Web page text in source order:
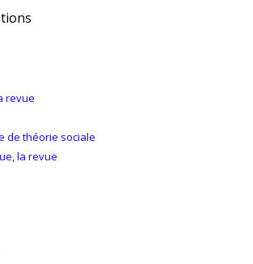
revue
de théorie sociale
la revue